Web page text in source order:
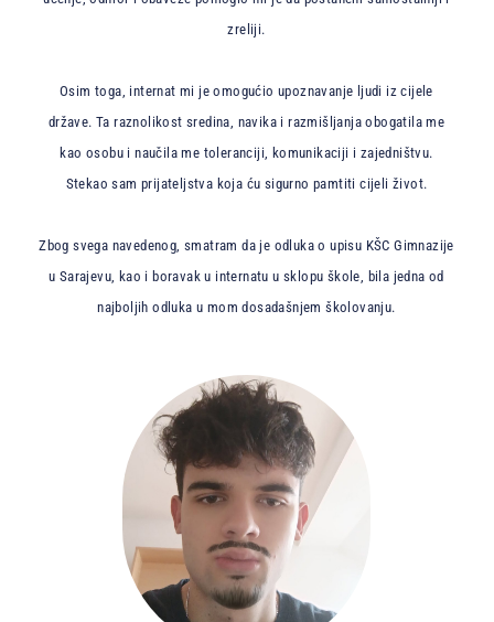
zreliji.
Osim toga, internat mi je omogućio upoznavanje ljudi iz cijele
države. Ta raznolikost sredina, navika i razmišljanja obogatila me
kao osobu i naučila me toleranciji, komunikaciji i zajedništvu.
Stekao sam prijateljstva koja ću sigurno pamtiti cijeli život.
Zbog svega navedenog, smatram da je odluka o upisu KŠC Gimnazije
u Sarajevu, kao i boravak u internatu u sklopu škole, bila jedna od
najboljih odluka u mom dosadašnjem školovanju.